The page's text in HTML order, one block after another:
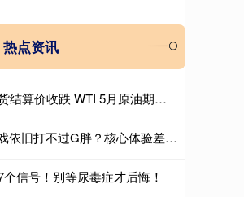
热点资讯
安信策略 国际原油期货结算价收跌 WTI 5月原油期货收跌0.28美元
星星配资 Epic狂送游戏依旧打不过G胖？核心体验差距才是关键_Steam_平台_玩家
信号！别等尿毒症才后悔！